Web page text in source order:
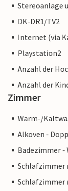
Stereoanlage
DK-DR1/TV2
Internet (via
Playstation2
Anzahl der
Anzahl der
Zimmer
Warm-/
Alkoven -
Badezimmer -
Schlafzimmer
Schlafzimmer